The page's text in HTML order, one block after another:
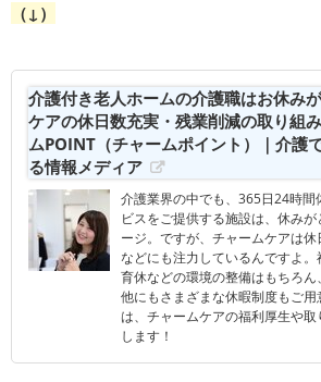
（↓）
介護付き老人ホームの介護職はお休み
ケアの休日数充実・残業削減の取り組
ムPOINT（チャームポイント）｜介護
る情報メディア
介護業界の中でも、365日24時間
ビスをご提供する施設は、休み
ージ。ですが、チャームケアは
などにも注力しているんですよ。
育休などの環境の整備はもちろ
他にもさまざまな休暇制度もご
は、チャームケアの福利厚生や
します！